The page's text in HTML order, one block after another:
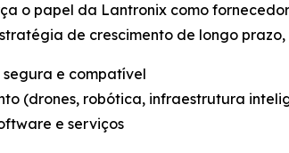
o papel da Lantronix como
de crescimento de longo
e compatível
(drones, robótica, infraestrutura
e serviços